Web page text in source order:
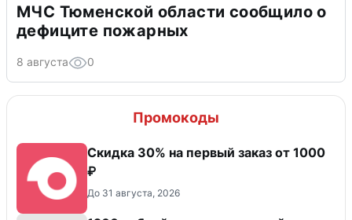
МЧС Тюменской области сообщило о
дефиците пожарных
8 августа 0
Промокоды
Скидка 30% на первый заказ от 1000
₽
До 31 августа, 2026